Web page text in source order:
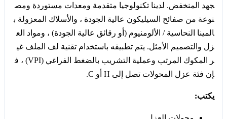
جهد المنخفض. لدينا تكنولوجيا متقدمة ومعدات مستوردة ومص
نوعة من صفائح السيليكون عالية الجودة ، والأسلاك المعزولة ب
المينا النحاسية / الألومنيوم (أو رقائق عالية الجودة) ، ومواد الع
زل والتصميم الأمثل. يتم تطبيقه باستخدام تقنية لف الملف غي
ر المكوك المرتب وعملية التشريب بالضغط الفراغي (VPI) ، ف
إن فئة عزل المحولات تصل إلى H أو C.
يكتب: